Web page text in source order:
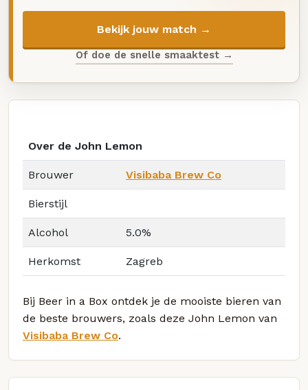
Bekijk jouw match →
Of doe de snelle smaaktest →
Over de John Lemon
Brouwer Visibaba Brew Co
Bierstijl
Alcohol 5.0%
Herkomst Zagreb
Bij Beer in a Box ontdek je de mooiste bieren van
de beste brouwers, zoals deze John Lemon van
Visibaba Brew Co.